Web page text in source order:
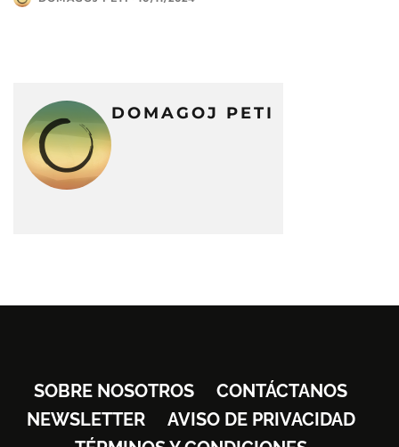
DOMAGOJ PETI
SOBRE NOSOTROS
CONTÁCTANOS
NEWSLETTER
AVISO DE PRIVACIDAD